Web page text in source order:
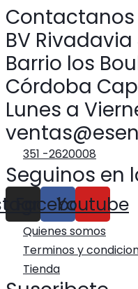
Contactanos
BV Rivadavia
Barrio los
Córdoba
Lunes a
351 -2620008
Seguinos en
Facebook
Youtube
Quienes somos
Terminos y
Tienda